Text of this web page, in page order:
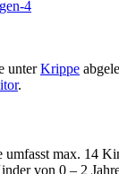
unterKrippe
.
max. 14
von 0 – 2